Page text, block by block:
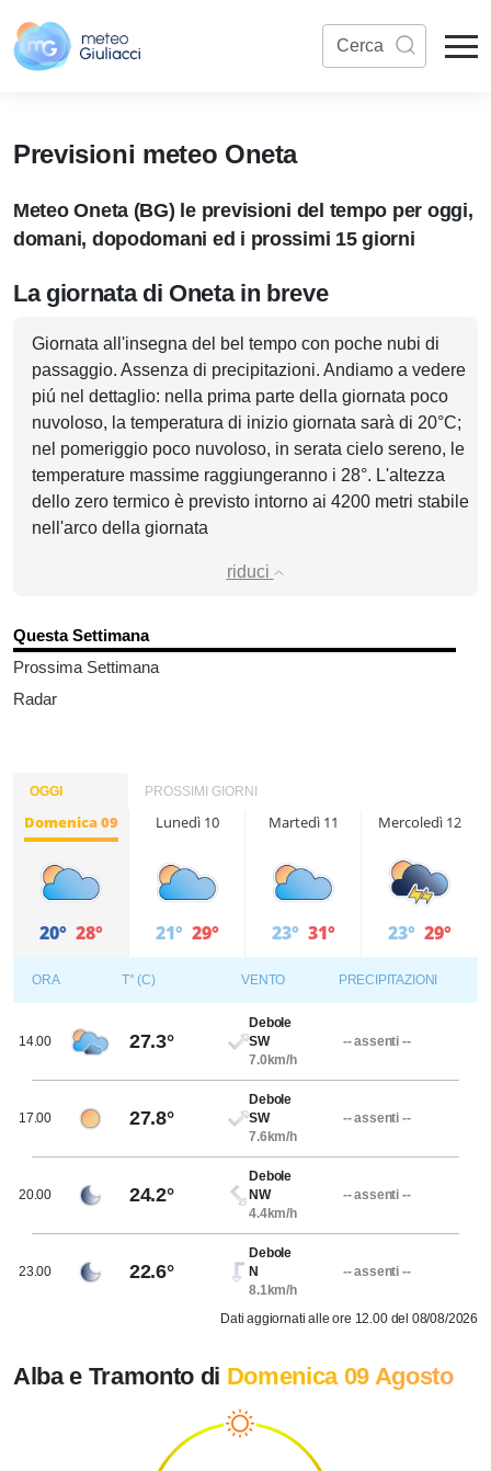
Previsioni meteo Oneta
Meteo Oneta (BG) le previsioni del tempo per oggi,
domani, dopodomani ed i prossimi 15 giorni
La giornata di Oneta in breve
Giornata all'insegna del bel tempo con poche nubi di
passaggio. Assenza di precipitazioni. Andiamo a vedere
piú nel dettaglio: nella prima parte della giornata poco
nuvoloso, la temperatura di inizio giornata sarà di 20°C;
nel pomeriggio poco nuvoloso, in serata cielo sereno, le
temperature massime raggiungeranno i 28°. L'altezza
dello zero termico è previsto intorno ai 4200 metri stabile
nell'arco della giornata
riduci
Questa Settimana
Prossima Settimana
Radar
OGGI PROSSIMI GIORNI
Domenica 09
20° 28°
Lunedì 10
21° 29°
Martedì 11
23° 31°
Mercoledì 12
23° 29°
ORA T° (C) VENTO PRECIPITAZIONI
14.00 27.3°
Debole
SW
7.0km/h
-- assenti --
17.00 27.8°
Debole
SW
7.6km/h
-- assenti --
20.00 24.2°
Debole
NW
4.4km/h
-- assenti --
23.00 22.6°
Debole
N
8.1km/h
-- assenti --
Dati aggiornati alle ore 12.00 del 08/08/2026
Alba e Tramonto di Domenica 09 Agosto